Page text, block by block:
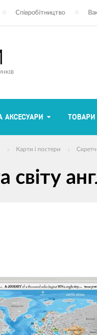
Співробітництво
АКСЕСУАРИ
Карти і постери
світу